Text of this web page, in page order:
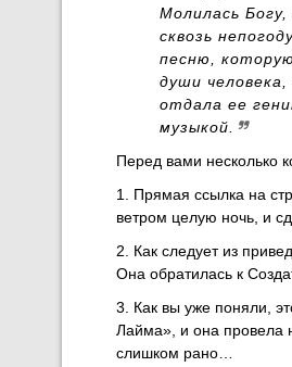
Молилась
сквозь
песню,
души
отдала ее
музыкой.
Перед вами несколько
1. Прямая ссылка на
ветром целую ночь, и
2. Как следует из
Она обратилась к
3. Как вы уже поняли,
Лайма», и она провела
слишком рано…